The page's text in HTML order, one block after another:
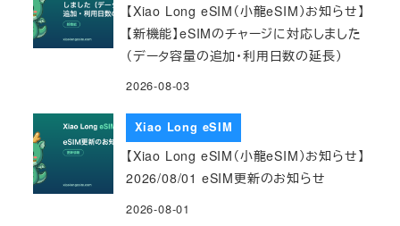
【Xiao Long eSIM（小龍eSIM）お知らせ】
【新機能】eSIMのチャージに対応しました
（データ容量の追加・利用日数の延長）
2026-08-03
Xiao Long eSIM
【Xiao Long eSIM（小龍eSIM）お知らせ】
2026/08/01 eSIM更新のお知らせ
2026-08-01